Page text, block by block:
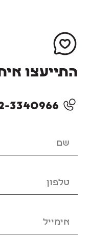
התייעצו
3340966